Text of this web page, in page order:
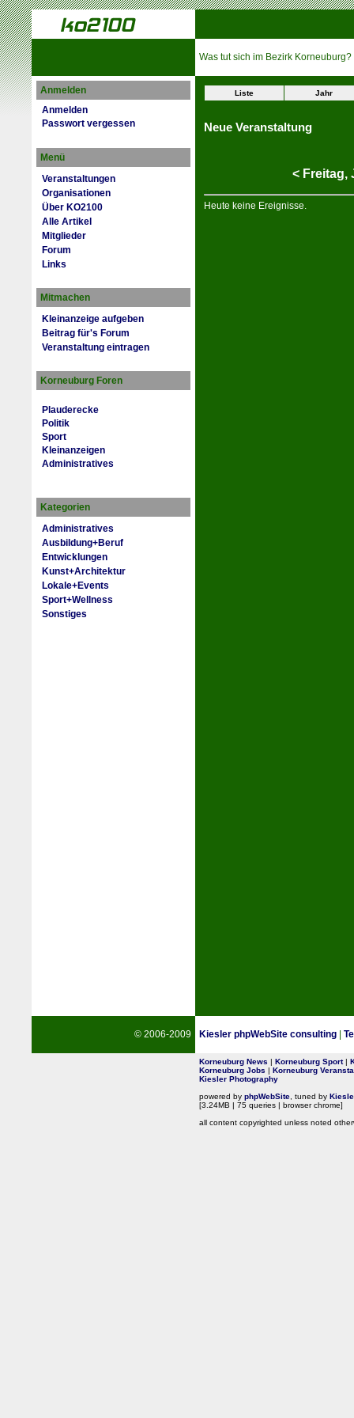
Was tut sich im Bezirk Korneuburg?
Anmelden
Anmelden
Passwort vergessen
Menü
Veranstaltungen
Organisationen
Über KO2100
Alle Artikel
Mitglieder
Forum
Links
Mitmachen
Kleinanzeige aufgeben
Beitrag für's Forum
Veranstaltung eintragen
Korneuburg Foren
Plauderecke
Politik
Sport
Kleinanzeigen
Administratives
Kategorien
Administratives
Ausbildung+Beruf
Entwicklungen
Kunst+Architektur
Lokale+Events
Sport+Wellness
Sonstiges
Liste Jahr
Neue Veranstaltung
<Freitag,
Heute keine Ereignisse.
© 2006-2009 Kiesler phpWebSite consulting
Korneuburg News | Korneuburg Sport|
Korneuburg Jobs | Korneuburg
Kiesler Photography
powered by phpWebSite , tuned by
[3.24MB | 75 queries | browser chrome]
all content copyrighted unless noted